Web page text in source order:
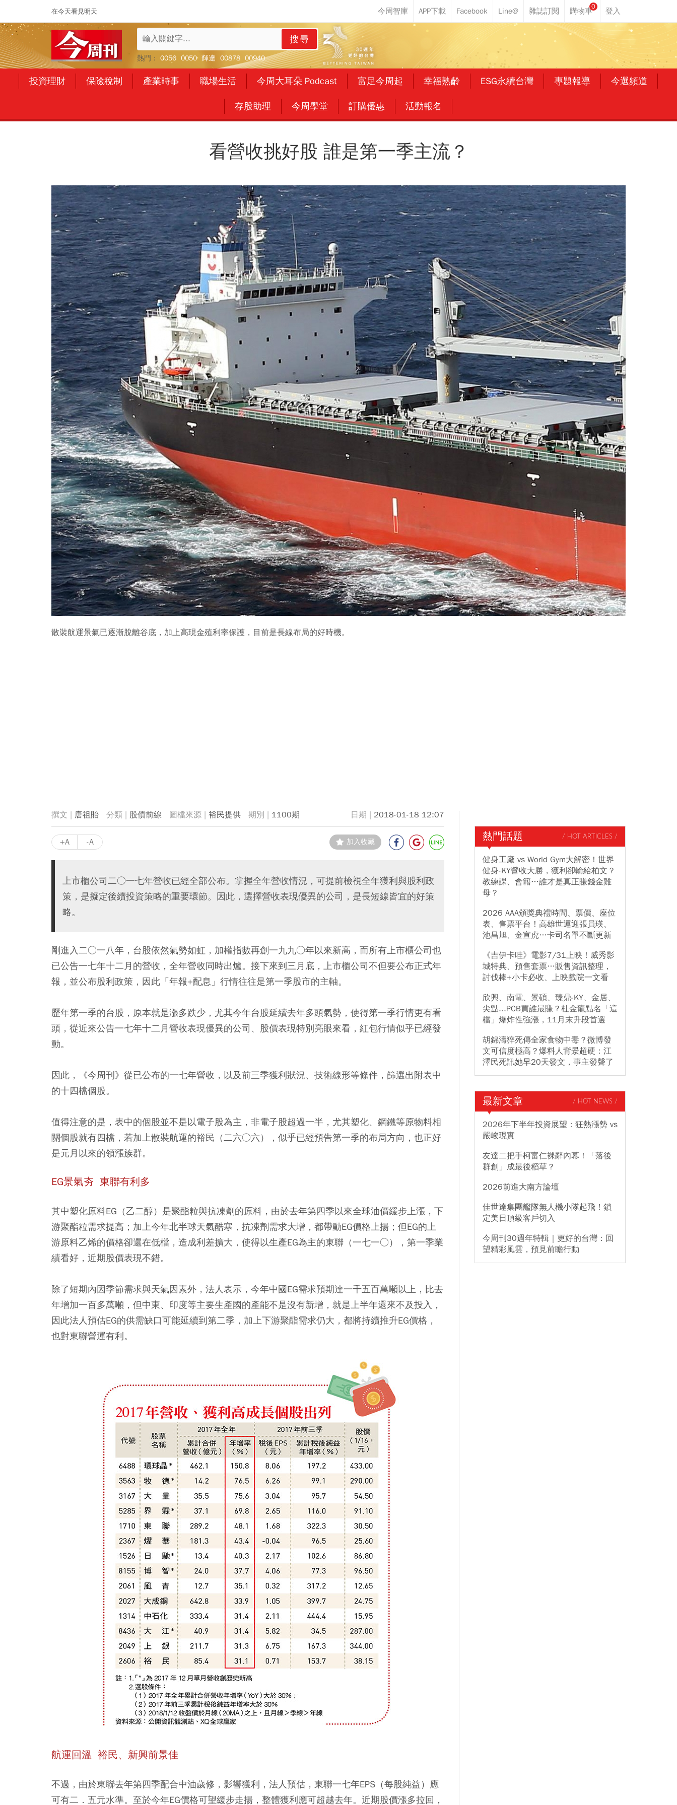
在今天看見明天
0
搜尋
熱門： 0056 0050 輝達 00878 00940
投資理財 保險稅制 產業時事 職場生活 今周大耳朵 Podcast 富足今周起 幸福熟齡 ESG永續台灣 專題報導 今選頻道
存股助理 今周學堂 訂購優惠 活動報名
看營收挑好股 誰是第一季主流？
散裝航運景氣已逐漸脫離谷底，加上高現金殖利率保護，目前是長線布局的好時機。
唐祖貽 股債前線 裕民提供 1100期 2018-01-18 12:07
+A -A 加入收藏
上市櫃公司二○一七年營收已經全部公布。掌握全年營收情況，可提前檢視全年獲利與股利政
策，是擬定後續投資策略的重要環節。因此，選擇營收表現優異的公司，是長短線皆宜的好策
略。
剛進入二○一八年，台股依然氣勢如虹，加權指數再創一九九○年以來新高，而所有上市櫃公司也
已公告一七年十二月的營收，全年營收同時出爐。接下來到三月底，上市櫃公司不但要公布正式年
報，並公布股利政策，因此「年報+配息」行情往往是第一季股市的主軸。
歷年第一季的台股，原本就是漲多跌少，尤其今年台股延續去年多頭氣勢，使得第一季行情更有看
頭，從近來公告一七年十二月營收表現優異的公司、股價表現特別亮眼來看，紅包行情似乎已經發
動。
因此，《今周刊》從已公布的一七年營收，以及前三季獲利狀況、技術線形等條件，篩選出附表中
的十四檔個股。
值得注意的是，表中的個股並不是以電子股為主，非電子股超過一半，尤其塑化、鋼鐵等原物料相
關個股就有四檔，若加上散裝航運的裕民（二六○六），似乎已經預告第一季的布局方向，也正好
是元月以來的領漲族群。
EG景氣夯 東聯有利多
其中塑化原料EG（乙二醇）是聚酯粒與抗凍劑的原料，由於去年第四季以來全球油價緩步上漲，下
游聚酯粒需求提高；加上今年北半球天氣酷寒，抗凍劑需求大增，都帶動EG價格上揚；但EG的上
游原料乙烯的價格卻還在低檔，造成利差擴大，使得以生產EG為主的東聯（一七一○），第一季業
績看好，近期股價表現不錯。
除了短期內因季節需求與天氣因素外，法人表示，今年中國EG需求預期達一千五百萬噸以上，比去
年增加一百多萬噸，但中東、印度等主要生產國的產能不是沒有新增，就是上半年還來不及投入，
因此法人預估EG的供需缺口可能延續到第二季，加上下游聚酯需求仍大，都將持續推升EG價格，
也對東聯營運有利。
航運回溫 裕民、新興前景佳
不過，由於東聯去年第四季配合中油歲修，影響獲利，法人預估，東聯一七年EPS（每股純益）應
可有二．五元水準。至於今年EG價格可望緩步走揚，整體獲利應可超越去年。近期股價漲多拉回，
熱門話題 / HOT ARTICLES /
健身工廠 vs World Gym大解密！世界
健身-KY營收大勝，獲利卻輸給柏文？
教練課、會籍…誰才是真正賺錢金雞
母？
2026 AAA頒獎典禮時間、票價、座位
表、售票平台！高雄世運迎張員瑛、
池昌旭、金宣虎…卡司名單不斷更新
《吉伊卡哇》電影7/31上映！威秀影
城特典、預售套票…販售資訊整理，
討伐棒+小卡必收、上映戲院一文看
欣興、南電、景碩、臻鼎-KY、金居、
尖點...PCB買誰最賺？杜金龍點名「這
檔」爆炸性強漲，11月末升段首選
胡錦濤猝死傳全家食物中毒？微博發
文可信度極高？爆料人背景超硬：江
澤民死訊她早20天發文，事主發聲了
最新文章 / HOT NEWS /
2026年下半年投資展望：狂熱漲勢 vs
嚴峻現實
友達二把手柯富仁裸辭內幕！「落後
群創」成最後稻草？
2026前進大南方論壇
佳世達集團艦隊無人機小隊起飛！鎖
定美日頂級客戶切入
今周刊30週年特輯｜更好的台灣：回
望精彩風雲，預見前瞻行動